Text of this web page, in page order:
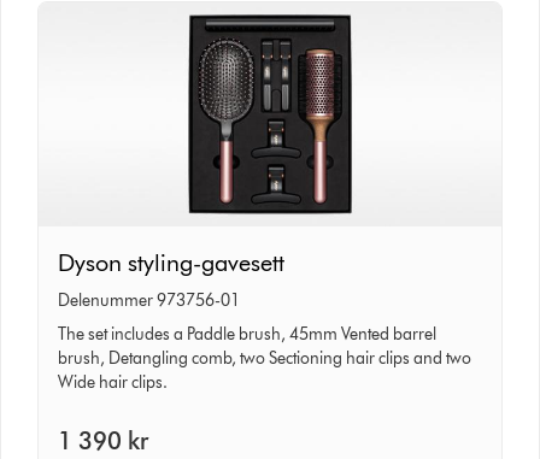
styling-
gavesett
Dyson styling-gavesett
Delenummer 973756-01
The set includes a Paddle brush, 45mm Vented barrel
brush, Detangling comb, two Sectioning hair clips and two
Wide hair clips.
1 390 kr